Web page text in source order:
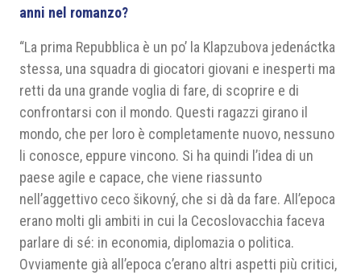
anni nel romanzo?
“La prima Repubblica è un po’ la Klapzubova jedenáctka
stessa, una squadra di giocatori giovani e inesperti ma
retti da una grande voglia di fare, di scoprire e di
confrontarsi con il mondo. Questi ragazzi girano il
mondo, che per loro è completamente nuovo, nessuno
li conosce, eppure vincono. Si ha quindi l’idea di un
paese agile e capace, che viene riassunto
nell’aggettivo ceco šikovný, che si dà da fare. All’epoca
erano molti gli ambiti in cui la Cecoslovacchia faceva
parlare di sé: in economia, diplomazia o politica.
Ovviamente già all’epoca c’erano altri aspetti più critici,